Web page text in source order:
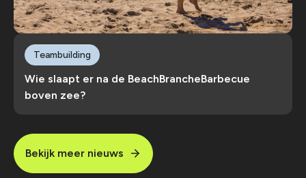
Wie slaapt er na de BeachBrancheBarbecue
boven zee?
Teambuilding
Bekijk meer nieuws